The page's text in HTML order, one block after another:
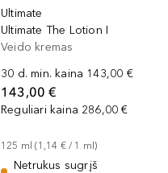
Ultimate
Ultimate The Lotion I
Veido kremas
30 d. min. kaina 143,00 €
143,00 €
Reguliari kaina 286,00 €
125 ml (1,14 € / 1 ml)
Netrukus sugrįš